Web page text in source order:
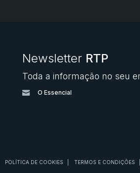
Newsletter RTP
Toda a informação no seu
O Essencial
POLÍTICA DE COOKIES TERMOS E CONDIÇÕES